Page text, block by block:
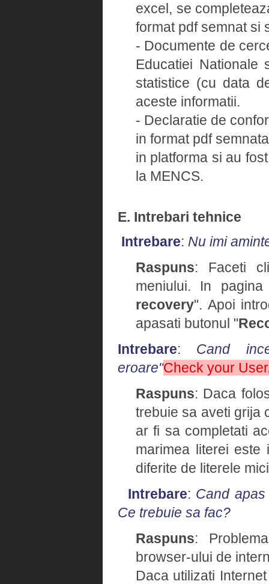
excel, se
format pdf semnat si
- Documente de
Educatiei Nationale
statistice (cu data
aceste informatii.
- Declaratie de
in format pdf
in platforma si au
la MENCS.
E. Intrebari tehnice
Intrebare: Nu imi
Raspuns: Faceti
meniului. In
recovery". Apoi
apasati butonul "
Intrebare: Cand
eroare"Check your
Raspuns: Daca
trebuie sa aveti grija
ar fi sa completati
marimea literei este
diferite de literele
Intrebare: Cand
Ce trebuie sa fac?
Raspuns:
browser-ului de
Daca utilizati